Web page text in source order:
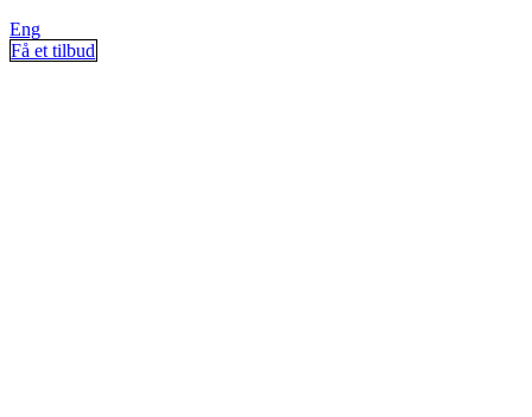
Eng
Få et tilbud